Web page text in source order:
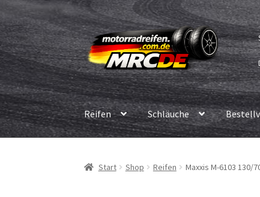
Zur
Navigation
springen
Zum
Inhalt
springen
Reifen Schläuche
Start Shop Reifen Maxxis M-6103 130/